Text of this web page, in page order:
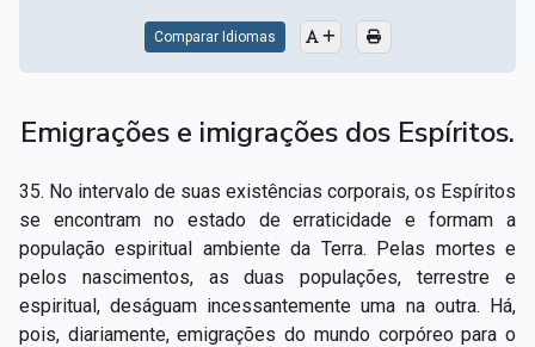
Comparar Idiomas
Emigrações e imigrações dos Espíritos.
35. No intervalo de suas existências corporais, os Espíritos
se encontram no estado de erraticidade e formam a
população espiritual ambiente da Terra. Pelas mortes e
pelos nascimentos, as duas populações, terrestre e
espiritual, deságuam incessantemente uma na outra. Há,
pois, diariamente, emigrações do mundo corpóreo para o